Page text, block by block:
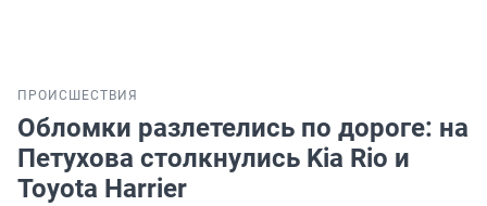
ПРОИСШЕСТВИЯ
Обломки разлетелись по дороге: на
Петухова столкнулись Kia Rio и
Toyota Harrier